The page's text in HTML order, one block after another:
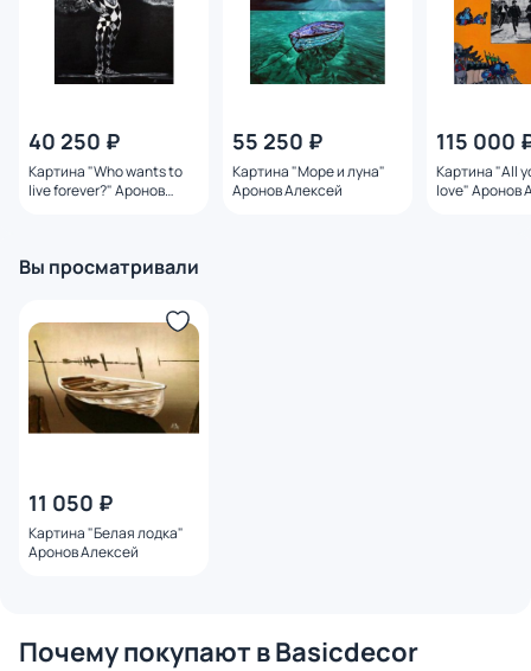
40 250 ₽
Картина "Who wants to
live forever?" Аронов
55 250 ₽
Картина "Море и луна"
Аронов Алексей
115 000
Картина "All
love" Аронов
Вы просматривали
11 050 ₽
Картина "Белая лодка"
Аронов Алексей
Почему покупают в Basicdecor